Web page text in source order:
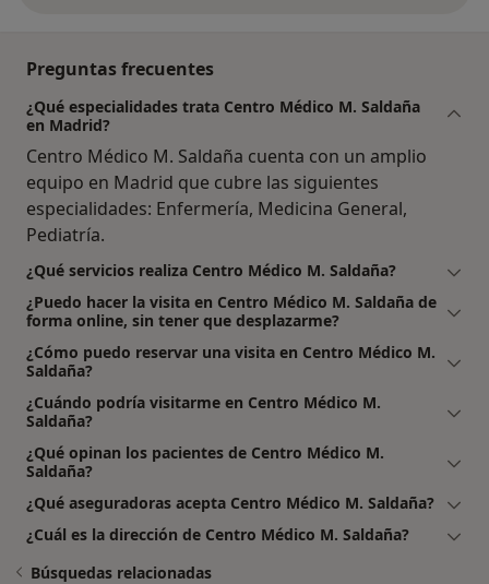
Preguntas frecuentes
¿Qué especialidades trata Centro Médico M. Saldaña
en Madrid?
Centro Médico M. Saldaña cuenta con un amplio
equipo en Madrid que cubre las siguientes
especialidades: Enfermería, Medicina General,
Pediatría.
¿Qué servicios realiza Centro Médico M. Saldaña?
¿Puedo hacer la visita en Centro Médico M. Saldaña de
forma online, sin tener que desplazarme?
¿Cómo puedo reservar una visita en Centro Médico M.
Saldaña?
¿Cuándo podría visitarme en Centro Médico M.
Saldaña?
¿Qué opinan los pacientes de Centro Médico M.
Saldaña?
¿Qué aseguradoras acepta Centro Médico M. Saldaña?
¿Cuál es la dirección de Centro Médico M. Saldaña?
Búsquedas relacionadas